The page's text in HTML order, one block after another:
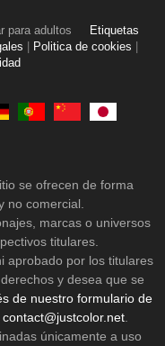
para adultos
Etiquetas
Politica de cookies
se ofrecen de forma
no comercial.
marcas o universos
titulares.
aprobado por los titulares
y desea que se
de nuestro formulario de
contact@justcolor.net.
únicamente a uso